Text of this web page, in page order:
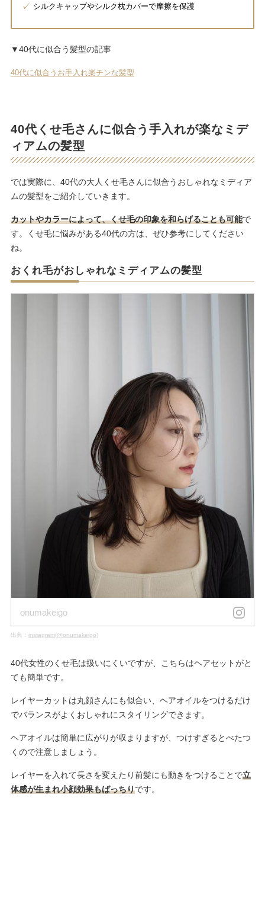
シルクキャップやシルク枕カバーで摩擦を保護
▼40代に似合う髪型の記事
40代に似合うお手入れ楽チンな髪型
40代くせ毛さんに似合う手入れが楽なミデ
ィアムの髪型
では実際に、40代の大人くせ毛さんに似合うおしゃれなミディア
ムの髪型をご紹介していきます。
カットやカラーによって、くせ毛の印象を和らげることも可能で
す。くせ毛に悩みがある40代の方は、ぜひ参考にしてください
ね。
おくれ毛がおしゃれなミディアムの髪型
onumakeigo
出典： instagram(@onumakeigo)
40代女性のくせ毛は扱いにくいですが、こちらはヘアセットがと
ても簡単です。
レイヤーカットは丸顔さんにも似合い、ヘアオイルをつけるだけ
でバランスがよくおしゃれにスタイリングできます。
ヘアオイルは簡単に広がりが収まりますが、つけすぎるとべたつ
くので注意しましょう。
レイヤーを入れて長さを変えたり前髪にも動きをつけることで立
体感が生まれ小顔効果もばっちりです。